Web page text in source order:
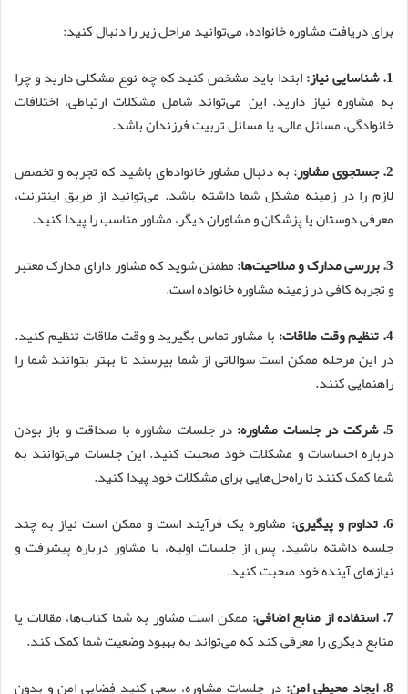
برای دریافت مشاوره خانواده، می‌توانید مراحل زیر را دنبال کنید:
1. شناسایی نیاز:
ابتدا باید مشخص کنید که چه نوع مشکلی دارید و چرا
به مشاوره نیاز دارید. این می‌تواند شامل مشکلات ارتباطی، اختلافات
خانوادگی، مسائل مالی، یا مسائل تربیت فرزندان باشد.
2. جستجوی مشاور:
به دنبال مشاور خانواده‌ای باشید که تجربه و تخصص
لازم را در زمینه مشکل شما داشته باشد. می‌توانید از طریق اینترنت،
معرفی دوستان یا پزشکان و مشاوران دیگر، مشاور مناسب را پیدا کنید.
3. بررسی مدارک و صلاحیت‌ها:
مطمئن شوید که مشاور دارای مدارک معتبر
و تجربه کافی در زمینه مشاوره خانواده است.
4. تنظیم وقت ملاقات:
با مشاور تماس بگیرید و وقت ملاقات تنظیم کنید.
در این مرحله ممکن است سوالاتی از شما بپرسند تا بهتر بتوانند شما را
راهنمایی کنند.
5. شرکت در جلسات مشاوره:
در جلسات مشاوره با صداقت و باز بودن
درباره احساسات و مشکلات خود صحبت کنید. این جلسات می‌توانند به
شما کمک کنند تا راه‌حل‌هایی برای مشکلات خود پیدا کنید.
6. تداوم و پیگیری:
مشاوره یک فرآیند است و ممکن است نیاز به چند
جلسه داشته باشید. پس از جلسات اولیه، با مشاور درباره پیشرفت و
نیازهای آینده خود صحبت کنید.
7. استفاده از منابع اضافی:
ممکن است مشاور به شما کتاب‌ها، مقالات یا
منابع دیگری را معرفی کند که می‌تواند به بهبود وضعیت شما کمک کند.
8. ایجاد محیطی امن:
در جلسات مشاوره، سعی کنید فضایی امن و بدون